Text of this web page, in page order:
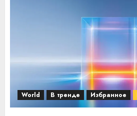
World В тренде Избранное